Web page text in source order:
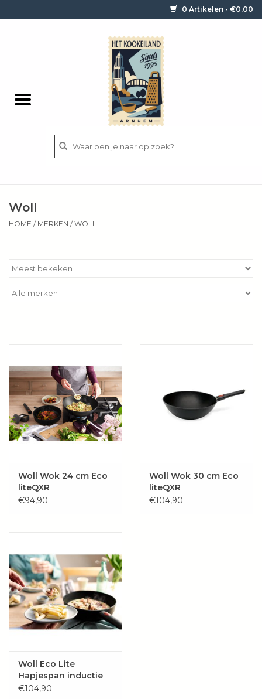
0 Artikelen - €0,00
Bestek
Aanbiedingen ✅
Cadeau idee
Zomer ☀️
Cadeaubonnen
Woll
HOME / MERKEN /WOLL
Woll Wok 24 cm Eco
liteQXR
€94,90
Woll Wok 30 cm Eco
liteQXR
€104,90
Woll Eco Lite
Hapjespan inductie
QXR - PFAS-VRIJ
€104,90